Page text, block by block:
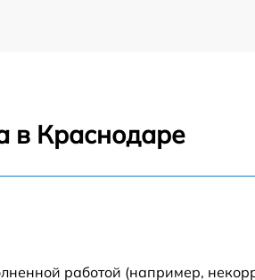
в Краснодаре
работой (например,